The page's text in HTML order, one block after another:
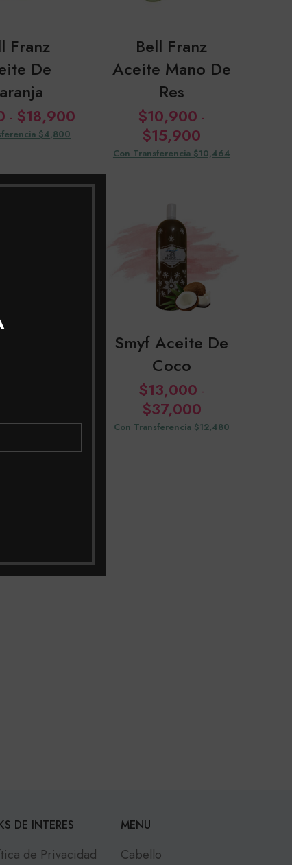
Franz
De
- $18,900
$5,000
hasta
$4,800
Bell Franz
Aceite Mano De
Res
$10,900 -
$15,900
de
Con Transferencia $10,464
De
de
desde
$12,480
Smyf Aceite De
Coco
$13,000 -
$37,000Rango
de
Con Transferencia $12,480
DE INTERES
de Privacidad
MENU
Cabello